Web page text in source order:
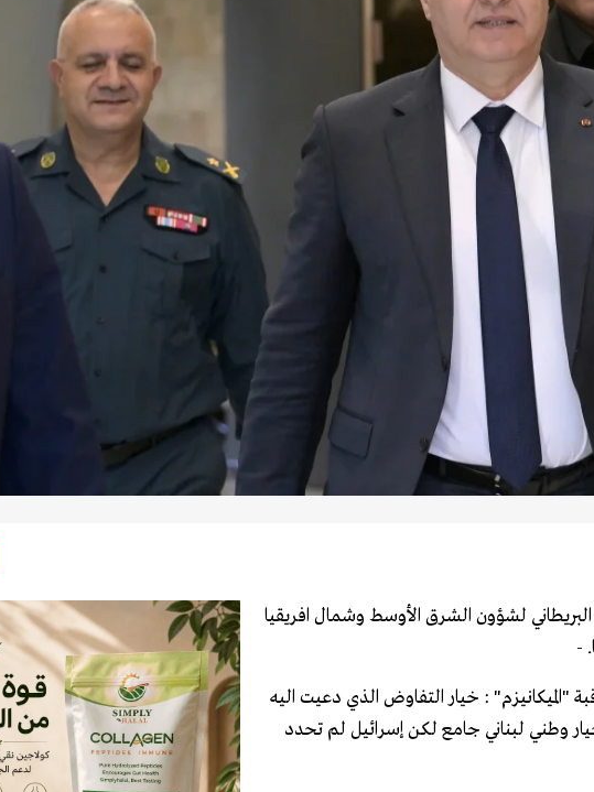
لشؤون الشرق الأوسط وشمال افريقيا
-
"الميكانيزم" : خيار التفاوض الذي دعيت اليه
خيار وطني لبناني جامع لكن إسرائيل لم تحدد